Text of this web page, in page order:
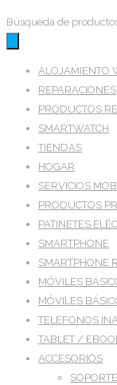
Búsqueda de
ALOJAMIENTO
REPARACIONES
PRODUCTOS
SMARTWATCH
TIENDAS
HOGAR
SERVICIOS
PRODUCTOS
PATINETES
SMARTPHONE
SMARTPHONE
MÓVILES
MÓVILES
TELEFONOS
TABLET /
ACCESORIOS